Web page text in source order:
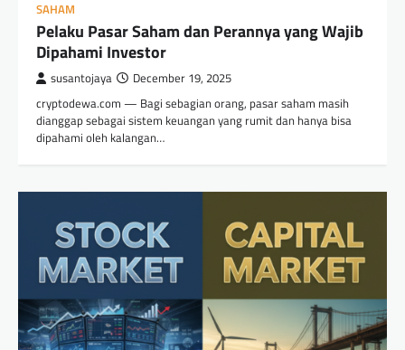
SAHAM
Pelaku Pasar Saham dan Perannya yang Wajib
Dipahami Investor
susantojaya December 19, 2025
cryptodewa.com — Bagi sebagian orang, pasar saham masih
dianggap sebagai sistem keuangan yang rumit dan hanya bisa
dipahami oleh kalangan…